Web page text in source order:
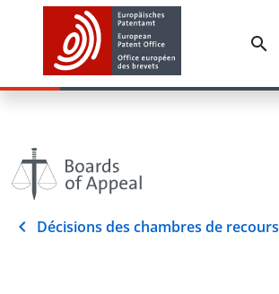
Décisions des chambres de recours